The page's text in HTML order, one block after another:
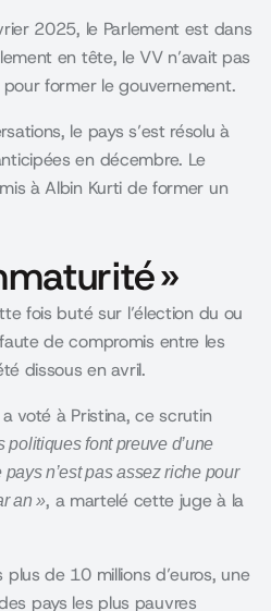
2025, le Parlement est dans
en tête, le VV n’avait pas
former le gouvernement.
le pays s’est résolu à
en décembre. Le
à Albin Kurti de former un
»
fois buté sur l’élection du ou
de compromis entre les
dissous en avril.
voté à Pristina, ce scrutin
politiques font preuve d’une
n’est pas assez riche pour
an », a martelé cette juge à la
de 10 millions d’euros, une
pays les plus pauvres